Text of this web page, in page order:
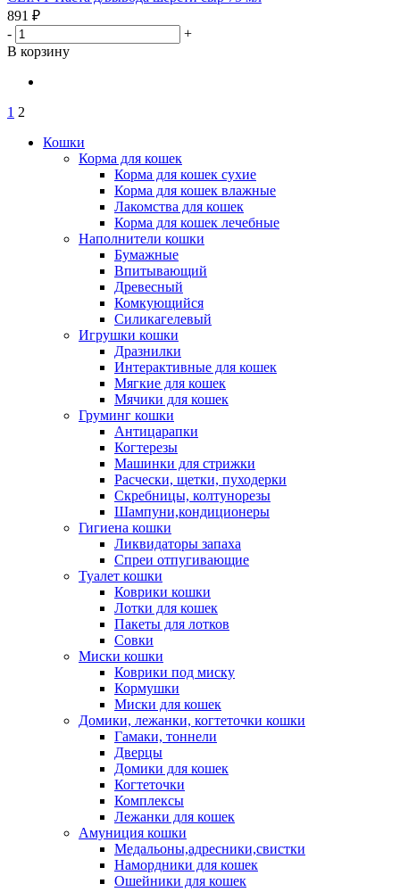
891 ₽
-
+
В корзину
1 2
Кошки
Корма для кошек
Корма для кошек сухие
Корма для кошек влажные
Лакомства для кошек
Корма для кошек лечебные
Наполнители кошки
Бумажные
Впитывающий
Древесный
Комкующийся
Силикагелевый
Игрушки кошки
Дразнилки
Интерактивные для кошек
Мягкие для кошек
Мячики для кошек
Груминг кошки
Антицарапки
Когтерезы
Машинки для стрижки
Расчески, щетки, пуходерки
Скребницы, колтунорезы
Шампуни,кондиционеры
Гигиена кошки
Ликвидаторы запаха
Спреи отпугивающие
Туалет кошки
Коврики кошки
Лотки для кошек
Пакеты для лотков
Совки
Миски кошки
Коврики под миску
Кормушки
Миски для кошек
Домики, лежанки, когтеточки кошки
Гамаки, тоннели
Дверцы
Домики для кошек
Когтеточки
Комплексы
Лежанки для кошек
Амуниция кошки
Медальоны,адресники,свистки
Намордники для кошек
Ошейники для кошек